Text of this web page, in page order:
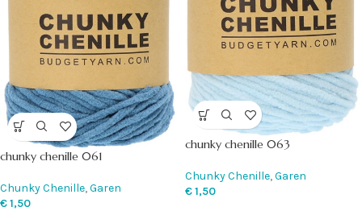
chunky chenille 061
Chunky Chenille,Garen
€1,50
chunky chenille 063
Chunky Chenille,Garen
€1,50